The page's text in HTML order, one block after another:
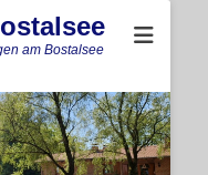
am Bostalsee